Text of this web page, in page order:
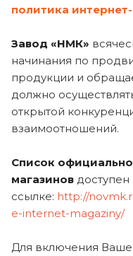
политика
Завод «НМК»
начинания по
продукции и
должно
открытой
взаимоотношений.
Список
магазинов доступен
ссылке: http://
e-internet-magaziny/
Для включения